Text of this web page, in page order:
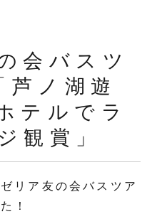
会バスツ
ノ湖遊
テルでラ
観賞」
リア友の会バスツア
！